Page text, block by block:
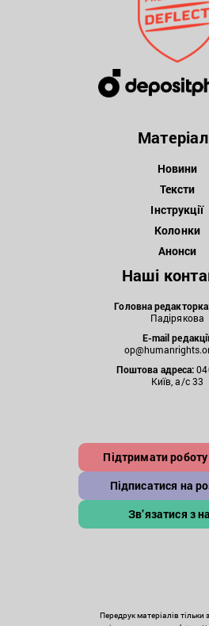
Новини
Тексти
Інструкції
Колонки
Анонси
Наші
Головна
Падірякова
E-mail
Поштова адреса:
Київ, а/с 33
Підтримати роботу
Підписатися на
Зв’язатися з
Передрук матеріалів тільки